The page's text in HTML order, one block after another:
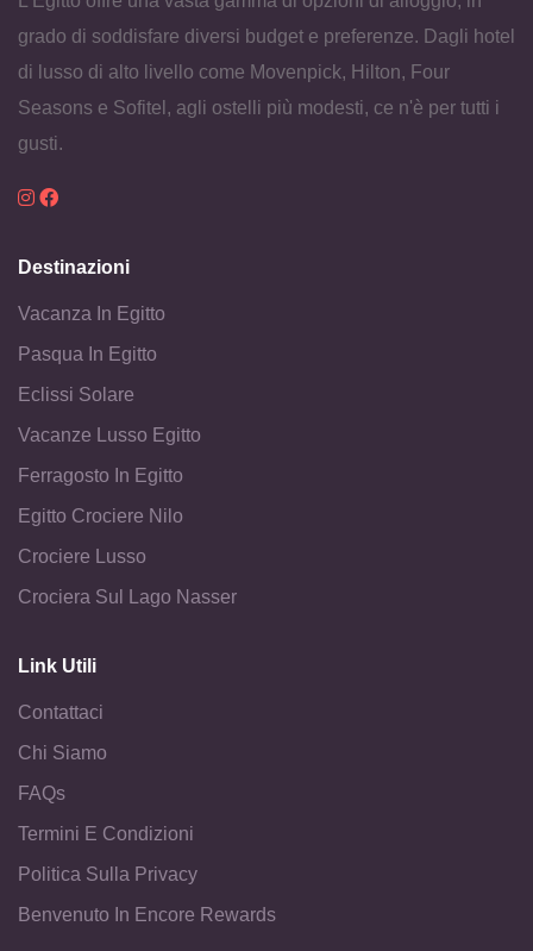
grado di soddisfare diversi budget e preferenze. Dagli hotel
di lusso di alto livello come Movenpick, Hilton, Four
Seasons e Sofitel, agli ostelli più modesti, ce n'è per tutti i
gusti.
Destinazioni
Vacanza In Egitto
Pasqua In Egitto
Eclissi Solare
Vacanze Lusso Egitto
Ferragosto In Egitto
Egitto Crociere Nilo
Crociere Lusso
Crociera Sul Lago Nasser
Link Utili
Contattaci
Chi Siamo
FAQs
Termini E Condizioni
Politica Sulla Privacy
Benvenuto In Encore Rewards